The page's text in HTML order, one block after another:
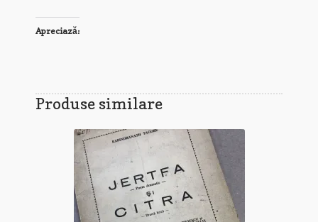
Apreciază:
Produse similare